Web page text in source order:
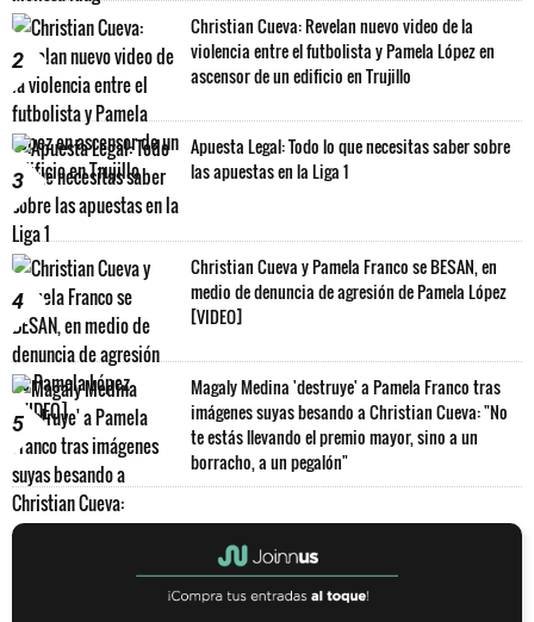
2
Christian Cueva: Revelan nuevo video de la
violencia entre el futbolista y Pamela López en
ascensor de un edificio en Trujillo
3
Apuesta Legal: Todo lo que necesitas saber sobre
las apuestas en la Liga 1
4
Christian Cueva y Pamela Franco se BESAN, en
medio de denuncia de agresión de Pamela López
[VIDEO]
5
Magaly Medina 'destruye' a Pamela Franco tras
imágenes suyas besando a Christian Cueva: "No
te estás llevando el premio mayor, sino a un
borracho, a un pegalón"